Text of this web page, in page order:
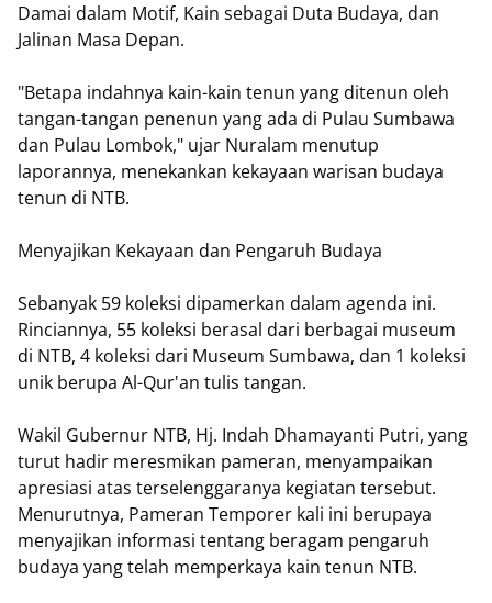
Damai dalam Motif, Kain sebagai Duta Budaya, dan
Jalinan Masa Depan.
"Betapa indahnya kain-kain tenun yang ditenun oleh
tangan-tangan penenun yang ada di Pulau Sumbawa
dan Pulau Lombok," ujar Nuralam menutup
laporannya, menekankan kekayaan warisan budaya
tenun di NTB.
Menyajikan Kekayaan dan Pengaruh Budaya
Sebanyak 59 koleksi dipamerkan dalam agenda ini.
Rinciannya, 55 koleksi berasal dari berbagai museum
di NTB, 4 koleksi dari Museum Sumbawa, dan 1 koleksi
unik berupa Al-Qur'an tulis tangan.
Wakil Gubernur NTB, Hj. Indah Dhamayanti Putri, yang
turut hadir meresmikan pameran, menyampaikan
apresiasi atas terselenggaranya kegiatan tersebut.
Menurutnya, Pameran Temporer kali ini berupaya
menyajikan informasi tentang beragam pengaruh
budaya yang telah memperkaya kain tenun NTB.